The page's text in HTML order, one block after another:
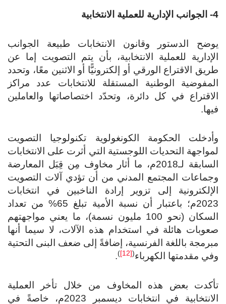
4- الجوانب الإدارية للعملية الانتخابية
يوضح الدستور وقانون الانتخابات طبيعة الجوانب
الإدارية للعملية الانتخابية، بأن يتم التصويت إما عن
طريق الاقتراع الورقي أو إلكترونيًّا أو الاثنين معًا، وتحدد
المفوضية الوطنية المستقلة للانتخابات عدد مراكز
الاقتراع في كل دائرة، وتحدّد اختصاصاتها والعاملين
فيها.
وأدخلت الحكومة الكونغولوية تكنولوجيا التصويت
لمواجهة التحديات اللوجستية التي أثرت على الانتخابات
السابقة لـ2018م، ما أثار مخاوف مِن قِبَل المعارضة
وجماعات المجتمع المدني من أن تؤدي آلات التصويت
الإلكترونية إلى تزوير إرادة الناخبين في انتخابات
2023م؛ باعتبار أن نسبة الأمية تبلغ 65% من تعداد
السكان (نحو 100 مليون نسمة)، ما يعني مواجهتهم
صعوبات هائلة في استخدام هذه الآلات، لا سيما أنها
مبرمجة باللغة الفرنسية، إضافةً إلى ضعف البنى التحتية
وفي مقدمتها الكهرباء(
[12]
)
.
تأكدت بعض هذه المخاوف من خلال تأخر العملية
الانتخابية في انتخابات ديسمبر 2023م، خاصةً في